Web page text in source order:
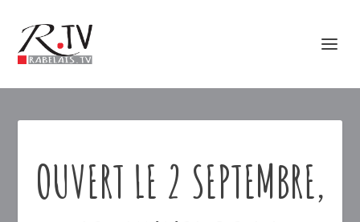
OUVERT LE 2 SEPTEMBRE,